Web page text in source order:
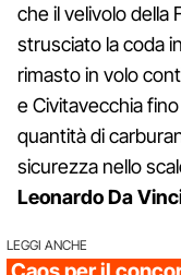
che il velivolo della
strusciato la coda
rimasto in volo
e Civitavecchia
quantità di
sicurezza nello
Leonardo Da
LEGGI ANCHE